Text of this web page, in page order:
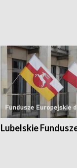
Lubelskie